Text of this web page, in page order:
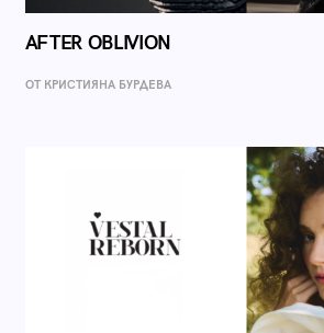
AFTER OBLIVION
ОТ КРИСТИЯНА БУРДЕВА